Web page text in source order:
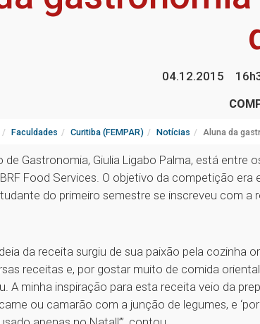
04.12.2015
Faculdades Curitiba (FEMPAR) Notícias Aluna da
de Gastronomia, Giulia Ligabo Palma, está entre
Food Services. O objetivo da competição
do primeiro semestre se inscreveu com a
da receita surgiu de sua paixão pela cozinha
receitas e, por gostar muito de comida
A minha inspiração para esta receita veio da
ou camarão com a junção de legumes, e